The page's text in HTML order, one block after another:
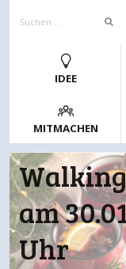
IDEE
MITMACHEN
am
Uhr